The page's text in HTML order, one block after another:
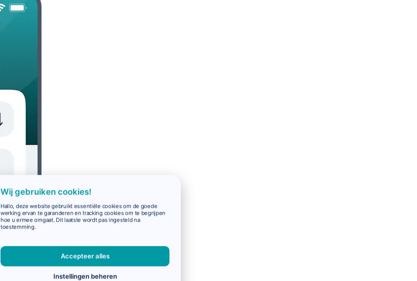
Wij gebruiken cookies!
Hallo, deze website gebruikt essentiële cookies om de goede
werking ervan te garanderen en tracking cookies om te begrijpen
hoe u ermee omgaat. Dit laatste wordt pas ingesteld na
toestemming.
Accepteer alles
Instellingen beheren